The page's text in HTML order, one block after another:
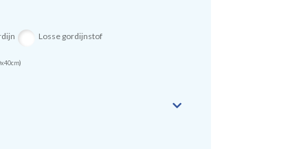
Losse gordijnstof